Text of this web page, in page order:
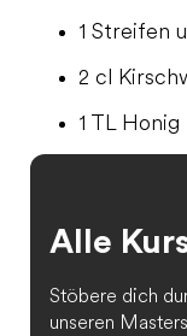
1 Streifen
2 cl
1 TL Honig
Alle
Stöbere dich
unseren